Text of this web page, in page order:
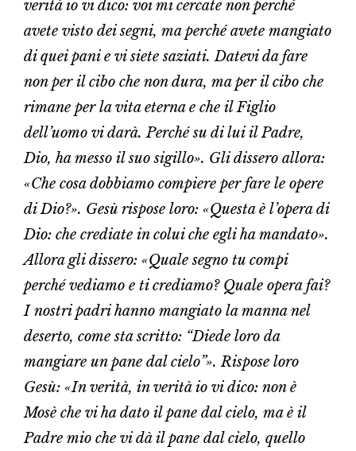
verità io vi dico: voi mi cercate non perché
avete visto dei segni, ma perché avete mangiato
di quei pani e vi siete saziati. Datevi da fare
non per il cibo che non dura, ma per il cibo che
rimane per la vita eterna e che il Figlio
dell’uomo vi darà. Perché su di lui il Padre,
Dio, ha messo il suo sigillo». Gli dissero allora:
«Che cosa dobbiamo compiere per fare le opere
di Dio?». Gesù rispose loro: «Questa è l’opera di
Dio: che crediate in colui che egli ha mandato».
Allora gli dissero: «Quale segno tu compi
perché vediamo e ti crediamo? Quale opera fai?
I nostri padri hanno mangiato la manna nel
deserto, come sta scritto: “Diede loro da
mangiare un pane dal cielo”». Rispose loro
Gesù: «In verità, in verità io vi dico: non è
Mosè che vi ha dato il pane dal cielo, ma è il
Padre mio che vi dà il pane dal cielo, quello